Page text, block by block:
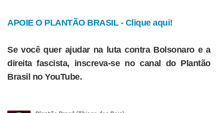
APOIE O PLANTÃO BRASIL - Clique aqui!
Se você quer ajudar na luta contra Bolsonaro e a
direita fascista, inscreva-se no canal do Plantão
Brasil no YouTube.